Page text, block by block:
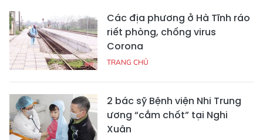
Các địa phương ở Hà Tĩnh ráo
riết phòng, chống virus
Corona
TRANG CHỦ
2 bác sỹ Bệnh viện Nhi Trung
ương “cắm chốt” tại Nghi
Xuân